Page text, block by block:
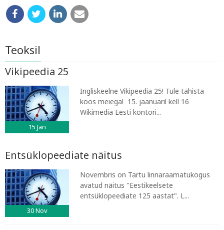
Teoksil
Vikipeedia 25
15 Jan
Ingliskeelne Vikipeedia 25! Tule tähista
koos meiega! 15. jaanuaril kell 16
Wikimedia Eesti kontori...
Entsüklopeediate näitus
30Nov
Novembris on Tartu linnaraamatukogus
avatud näitus "Eestikeelsete
entsüklopeediate 125 aastat". L...